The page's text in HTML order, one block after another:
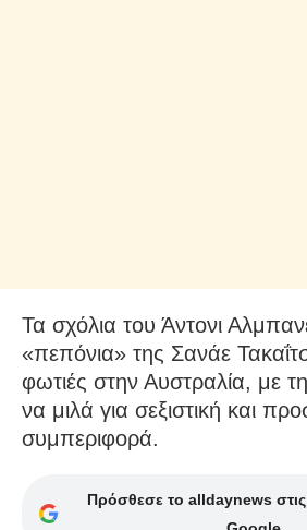
Τα σχόλια του Άντονι
«πεπόνια» της Σανάε
φωτιές στην Αυστραλία, με
να μιλά για σεξιστική και
συμπεριφορά.
Πρόσθεσε το alldaynews